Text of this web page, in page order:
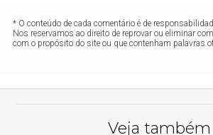
* O conteúdo de cada comentário é de
Nos reservamos ao direito de reprovar ou eliminar
com o propósito do site ou que contenham palavras
Veja também